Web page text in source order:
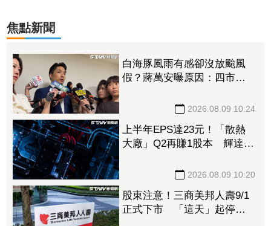
焦點新聞
白海豚風雨有感卻沒放颱風
假？蔣萬安曝原因：四市昨
2026.08.09 10:24
上半年EPS達23元！「散熱
大廠」Q2再賺1股本 輝達
2026.08.09 10:20
股東注意！三商美邦人壽9/1
正式下市 「這天」起停止